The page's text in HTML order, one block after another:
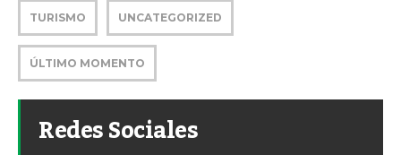
TURISMO UNCATEGORIZED
ÚLTIMO MOMENTO
Redes Sociales